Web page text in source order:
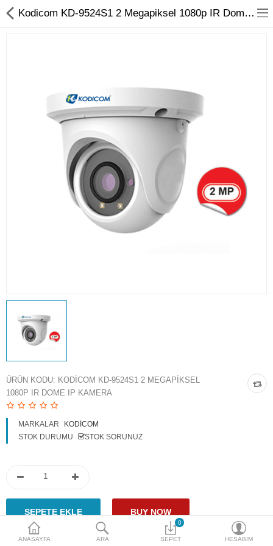
Kameralar
Mobil Ürünler
Hırsız Alarm Sistemleri
Yangın Alarm Sistemleri
Aksesuarlar
Plaka Tanıma Sistemi
Ürün Güvenlik Sistemleri
Aksiyon Kameraları
Para Birimi
ANASAYFA ARA
0
SEPET HESABIM
Kodicom KD-9524S1 2 Megapiksel 1080p IR Dome IP Kamera
ÜRÜN KODU: KODICOM KD-9524S1 2 MEGAPIKSEL
1080P IR DOME IP KAMERA
MARKALAR
KODICOM
STOK DURUMU
STOK SORUNUZ